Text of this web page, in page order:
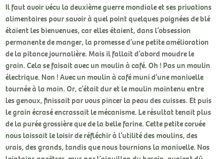
Il faut avoir vécu la deuxième guerre mondiale et ses privations
alimentaires pour savoir à quel point quelques poignées de blé
étaient les bienvenues, car elles étaient, dans l’obsession
permanente de manger, la promesse d’une petite amélioration
de la pitance journalière. Mais il fallait d’abord moudre le
grain. Cela se faisait avec un moulin à café. Oh ! Pas un moulin
électrique. Non ! Avec un moulin à café muni d’une manivelle
tournée à la main. Or, c’était dur et le moulin maintenu entre
les genoux, finissait par vous pincer la peau des cuisses. Et puis
le grain écrasé encrassait le mécanisme. Le résultat tenait plus
de la purée grossière que de la belle farine. Cette petite corvée
nous laissait le loisir de réfléchir à l’utilité des moulins, des
vrais, des grands, tandis que nous tournions la manivelle. Nos